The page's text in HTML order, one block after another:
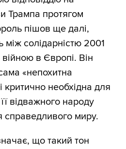
Трампа протягом
пішов ще далі,
солідарністю 2001
в Європі. Він
«непохитна
критично необхідна для
відважного народу
справедливого миру.
що такий тон